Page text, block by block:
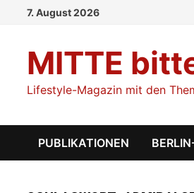
7. August 2026
MITTE
Lifestyle-Magazin mit den
PUBLIKATIONEN